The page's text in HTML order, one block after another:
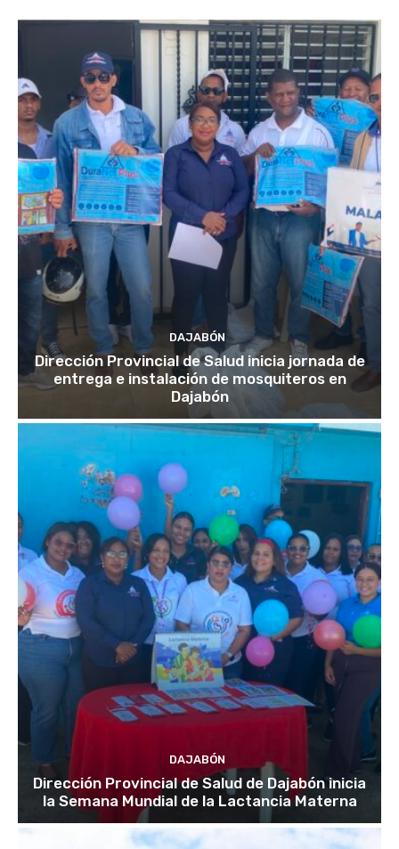
DAJABÓN
Dirección Provincial de Salud inicia jornada de
entrega e instalación de mosquiteros en
Dajabón
DAJABÓN
Dirección Provincial de Salud de Dajabón inicia
la Semana Mundial de la Lactancia Materna